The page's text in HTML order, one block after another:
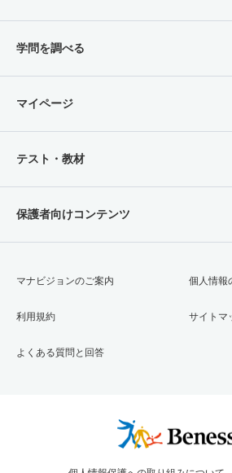
学問を調べる
マイページ
テスト・教材
保護者向けコンテンツ
マナビジョンのご案内
利用規約
よくある質問と回答
個人情報
サイトマ